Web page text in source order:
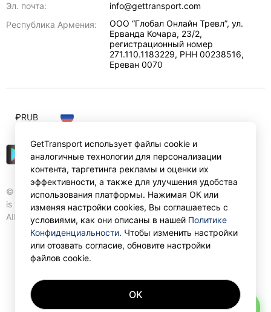
Эл. почта:
info@gettransport.com
Республика Армения:
ООО “Глобал Онлайн Тревл”, ул.
Ерванда Кочара, 23/2,
регистрационный номер
271.110.1183229, РНН 00238516,
Ереван 0070
© Gettransport International Limited. GetTransport®
is trademark of Gettransport International Limited.
All rights reserved.
₽RUB
GetTransport использует файлы cookie и
аналогичные технологии для персонализации
контента, таргетинга рекламы и оценки их
эффективности, а также для улучшения удобства
использования платформы. Нажимая ОК или
изменяя настройки cookies, Вы соглашаетесь с
условиями, как они описаны в нашей Политике
Конфиденциальности. Чтобы изменить настройки
или отозвать согласие, обновите настройки
файлов cookie.
OK
AI